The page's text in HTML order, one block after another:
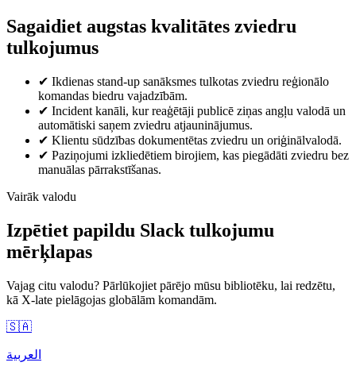
Sagaidiet augstas kvalitātes zviedru
tulkojumus
✔ Ikdienas stand-up sanāksmes tulkotas zviedru reģionālo
komandas biedru vajadzībām.
✔ Incident kanāli, kur reaģētāji publicē ziņas angļu valodā un
automātiski saņem zviedru atjauninājumus.
✔ Klientu sūdzības dokumentētas zviedru un oriģinālvalodā.
✔ Paziņojumi izkliedētiem birojiem, kas piegādāti zviedru bez
manuālas pārrakstīšanas.
Vairāk valodu
Izpētiet papildu Slack tulkojumu
mērķlapas
Vajag citu valodu? Pārlūkojiet pārējo mūsu bibliotēku, lai redzētu,
kā X-late pielāgojas globālām komandām.
🇸🇦
العربية